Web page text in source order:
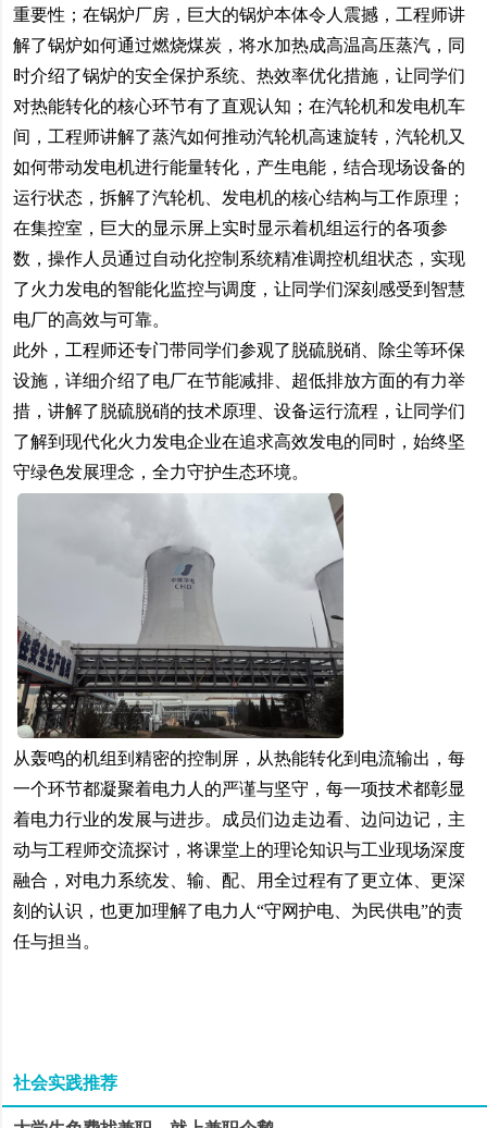
重要性；在锅炉厂房，巨大的锅炉本体令人震撼，工程师讲
解了锅炉如何通过燃烧煤炭，将水加热成高温高压蒸汽，同
时介绍了锅炉的安全保护系统、热效率优化措施，让同学们
对热能转化的核心环节有了直观认知；在汽轮机和发电机车
间，工程师讲解了蒸汽如何推动汽轮机高速旋转，汽轮机又
如何带动发电机进行能量转化，产生电能，结合现场设备的
运行状态，拆解了汽轮机、发电机的核心结构与工作原理；
在集控室，巨大的显示屏上实时显示着机组运行的各项参
数，操作人员通过自动化控制系统精准调控机组状态，实现
了火力发电的智能化监控与调度，让同学们深刻感受到智慧
电厂的高效与可靠。
此外，工程师还专门带同学们参观了脱硫脱硝、除尘等环保
设施，详细介绍了电厂在节能减排、超低排放方面的有力举
措，讲解了脱硫脱硝的技术原理、设备运行流程，让同学们
了解到现代化火力发电企业在追求高效发电的同时，始终坚
守绿色发展理念，全力守护生态环境。
从轰鸣的机组到精密的控制屏，从热能转化到电流输出，每
一个环节都凝聚着电力人的严谨与坚守，每一项技术都彰显
着电力行业的发展与进步。成员们边走边看、边问边记，主
动与工程师交流探讨，将课堂上的理论知识与工业现场深度
融合，对电力系统发、输、配、用全过程有了更立体、更深
刻的认识，也更加理解了电力人“守网护电、为民供电”的责
任与担当。
社会实践推荐